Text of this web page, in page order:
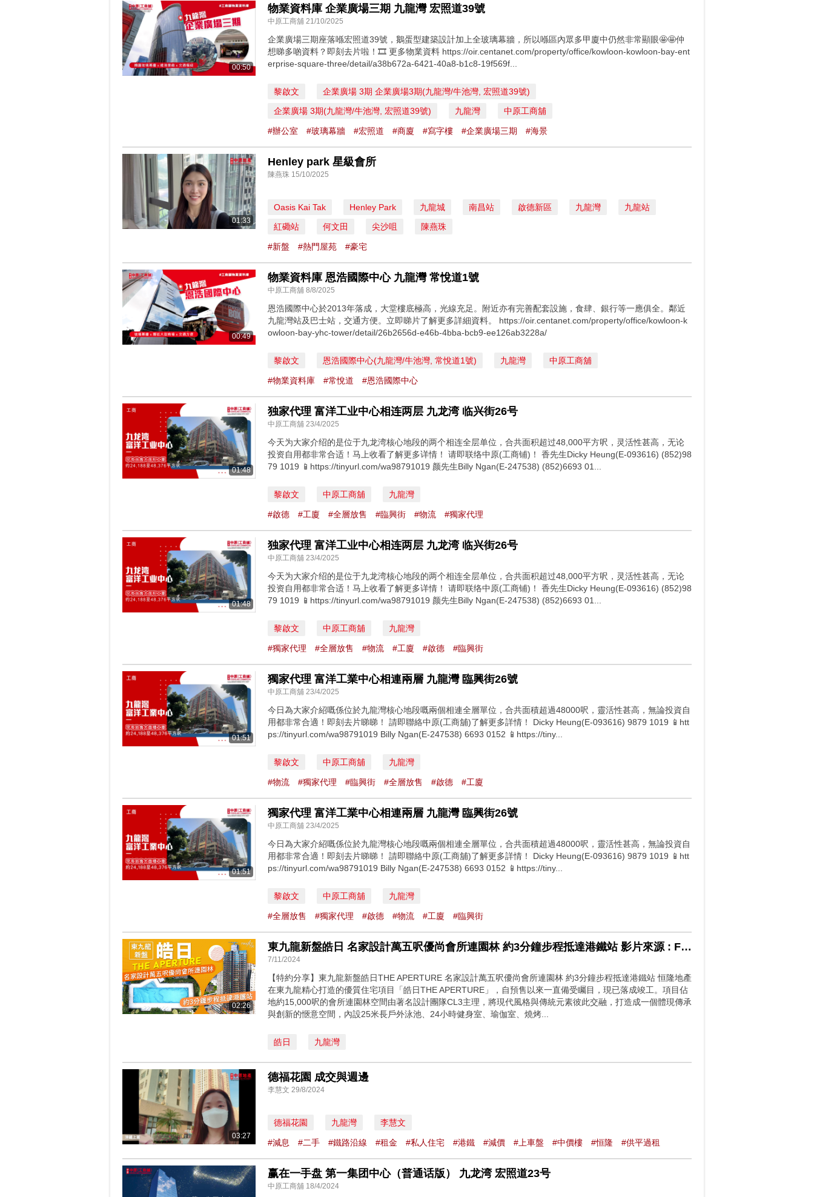
00:50
物業資料庫 企業廣場三期 九龍灣 宏照道39號
中原工商舖 21/10/2025
企業廣場三期座落喺宏照道39號，鵝蛋型建築設計加上全玻璃幕牆，所以喺區內眾多甲廈中仍然非常顯眼🤩🤩仲
想睇多啲資料？即刻去片啦！🎞️ 更多物業資料 https://oir.centanet.com/property/office/kowloon-kowloon-bay-ent
erprise-square-three/detail/a38b672a-6421-40a8-b1c8-19f569f...
黎啟文
企業廣場 3期 企業廣場3期(九龍灣/牛池灣, 宏照道39號)
企業廣場 3期(九龍灣/牛池灣, 宏照道39號)
九龍灣 中原工商舖
#辦公室 #玻璃幕牆 #宏照道 #商廈 #寫字樓 #企業廣場三期 #海景
01:33
Henley park 星級會所
陳燕珠 15/10/2025
Oasis Kai Tak Henley Park 九龍城 南昌站 啟德新區 九龍灣
九龍站
紅磡站
何文田 尖沙咀 陳燕珠
#新盤 #熱門屋苑 #豪宅
00:49
物業資料庫 恩浩國際中心 九龍灣 常悅道1號
中原工商舖 8/8/2025
恩浩國際中心於2013年落成，大堂樓底極高，光線充足。附近亦有完善配套設施，食肆、銀行等一應俱全。鄰近
九龍灣站及巴士站，交通方便。立即睇片了解更多詳細資料。 https://oir.centanet.com/property/office/kowloon-k
owloon-bay-yhc-tower/detail/26b2656d-e46b-4bba-bcb9-ee126ab3228a/
黎啟文 恩浩國際中心(九龍灣/牛池灣, 常悅道1號) 九龍灣 中原工商舖
#物業資料庫 #常悅道 #恩浩國際中心
01:48
独家代理 富洋工业中心相连两层 九龙湾 临兴街26号
中原工商舖 23/4/2025
今天为大家介绍的是位于九龙湾核心地段的两个相连全层单位，合共面积超过48,000平方呎，灵活性甚高，无论
投资自用都非常合适！马上收看了解更多详情！ 请即联络中原(工商铺)！ 香先生Dicky Heung(E-093616) (852)98
79 1019 📱https://tinyurl.com/wa98791019 颜先生Billy Ngan(E-247538) (852)6693 01...
黎啟文 中原工商舖 九龍灣
#啟德 #工廈 #全層放售 #臨興街 #物流 #獨家代理
01:48
独家代理 富洋工业中心相连两层 九龙湾 临兴街26号
中原工商舖 23/4/2025
今天为大家介绍的是位于九龙湾核心地段的两个相连全层单位，合共面积超过48,000平方呎，灵活性甚高，无论
投资自用都非常合适！马上收看了解更多详情！ 请即联络中原(工商铺)！ 香先生Dicky Heung(E-093616) (852)98
79 1019 📱https://tinyurl.com/wa98791019 颜先生Billy Ngan(E-247538) (852)6693 01...
黎啟文 中原工商舖 九龍灣
#獨家代理 #全層放售 #物流 #工廈 #啟德 #臨興街
01:51
獨家代理 富洋工業中心相連兩層 九龍灣 臨興街26號
中原工商舖 23/4/2025
今日為大家介紹嘅係位於九龍灣核心地段嘅兩個相連全層單位，合共面積超過48000呎，靈活性甚高，無論投資自
用都非常合適！即刻去片睇睇！ 請即聯絡中原(工商舖)了解更多詳情！ Dicky Heung(E-093616) 9879 1019 📱htt
ps://tinyurl.com/wa98791019 Billy Ngan(E-247538) 6693 0152 📱https://tiny...
黎啟文 中原工商舖 九龍灣
#物流 #獨家代理 #臨興街 #全層放售 #啟德 #工廈
01:51
獨家代理 富洋工業中心相連兩層 九龍灣 臨興街26號
中原工商舖 23/4/2025
今日為大家介紹嘅係位於九龍灣核心地段嘅兩個相連全層單位，合共面積超過48000呎，靈活性甚高，無論投資自
用都非常合適！即刻去片睇睇！ 請即聯絡中原(工商舖)了解更多詳情！ Dicky Heung(E-093616) 9879 1019 📱htt
ps://tinyurl.com/wa98791019 Billy Ngan(E-247538) 6693 0152 📱https://tiny...
黎啟文 中原工商舖 九龍灣
#全層放售 #獨家代理 #啟德 #物流 #工廈 #臨興街
02:26
東九龍新盤皓日 名家設計萬五呎優尚會所連園林 約3分鐘步程抵達港鐵站 影片來源 : FINANCE730
7/11/2024
【特約分享】東九龍新盤皓日THE APERTURE 名家設計萬五呎優尚會所連園林 約3分鐘步程抵達港鐵站 恒隆地產
在東九龍精心打造的優質住宅項目「皓日THE APERTURE」，自預售以來一直備受矚目，現已落成竣工。項目佔
地約15,000呎的會所連園林空間由著名設計團隊CL3主理，將現代風格與傳統元素彼此交融，打造成一個體現傳承
與創新的愜意空間，內設25米長戶外泳池、24小時健身室、瑜伽室、燒烤...
皓日 九龍灣
03:27
德福花園 成交與週邊
李慧文 29/8/2024
德福花園 九龍灣 李慧文
#減息 #二手 #鐵路沿線 #租金 #私人住宅 #港鐵 #減價 #上車盤 #中價樓 #恒隆 #供平過租
赢在一手盘 第一集团中心（普通话版） 九龙湾 宏照道23号
中原工商舖 18/4/2024